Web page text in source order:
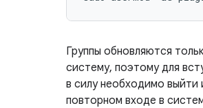
Группы обновляются
систему, поэтому для
в силу необходимо выйти
повторном входе в